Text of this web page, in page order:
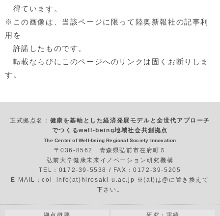
得ています。
※この画像は、当該ページに限って陸奥新報社の記事利
用を
許諾したものです。
転載ならびにこのページへのリンクは固くお断りしま
す。
正式拠点名： 健康を基軸とした経済発展モデルと全世代アプローチ
でつくるwell-being地域社会共創拠点
The Center of Well-being Regional Society Innovation
〒036-8562 青森県弘前市在府町５
弘前大学健康未来イノベーション研究機構
TEL：0172-39-5538 / FAX：0172-39-5205
E-MAIL：coi_info(at)hirosaki-u.ac.jp ※(at)は@に置き換えて
下さい。